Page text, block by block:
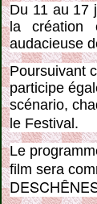
Du 11 au 17
la création
audacieuse
Poursuivant
participe
scénario,
le Festival.
Le
film sera